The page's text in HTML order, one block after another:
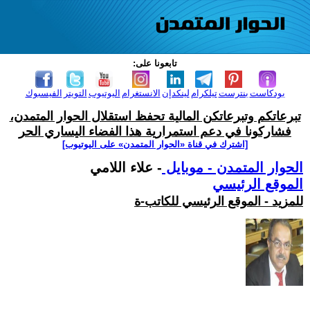
تابعونا على:
الفيسبوك التويتر اليوتيوب الانستغرام لينكدإن تيلكرامبنترست بودكاست
تبرعاتكم وتبرعاتكن المالية تحفظ استقلال الحوار المتمدن،
فشاركونا في دعم استمرارية هذا الفضاء اليساري الحر
[اشترك في قناة ‫«الحوار المتمدن» على اليوتيوب]
الحوار المتمدن - موبايل - علاء اللامي
الموقع الرئيسي
للمزيد - الموقع الرئيسي للكاتب-ة